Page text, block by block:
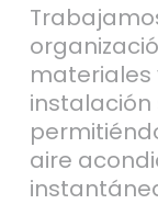
materiales
instalación
aire